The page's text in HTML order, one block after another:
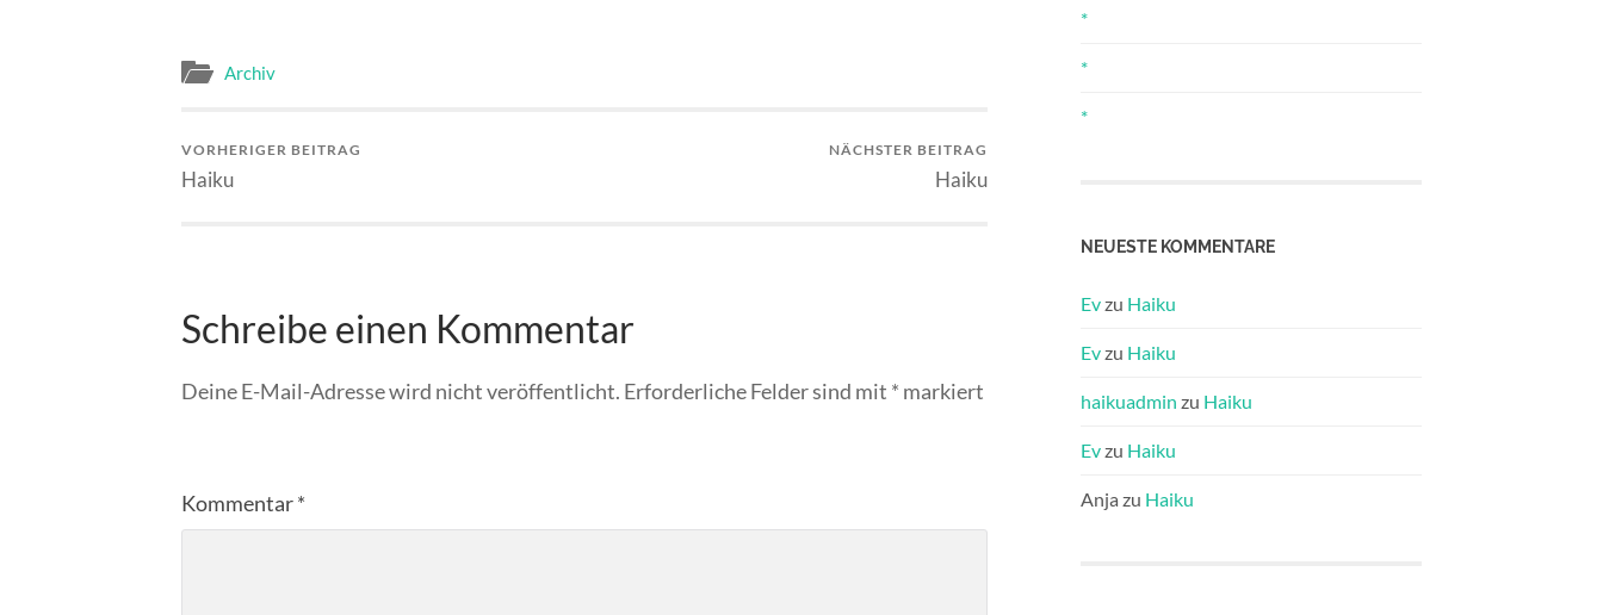
Archiv
VORHERIGER BEITRAG
Haiku
NÄCHSTER BEITRAG
Haiku
Schreibe einen Kommentar
Deine E-Mail-Adresse wird nicht veröffentlicht. Erforderliche Felder sind mit * markiert
Kommentar*
*
*
*
NEUESTE KOMMENTARE
Evzu Haiku
Evzu Haiku
haikuadmin zu Haiku
Evzu Haiku
Anja zu Haiku